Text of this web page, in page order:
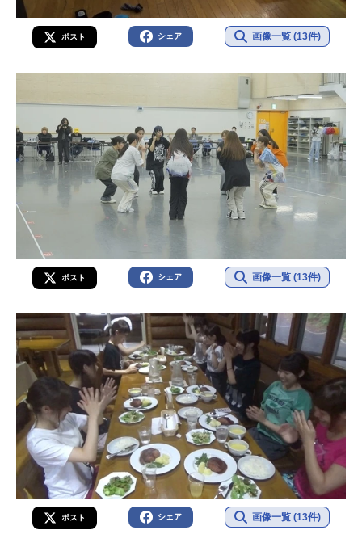
ポスト シェア 画像一覧 (13件)
ポスト シェア 画像一覧 (13件)
ポスト シェア 画像一覧 (13件)